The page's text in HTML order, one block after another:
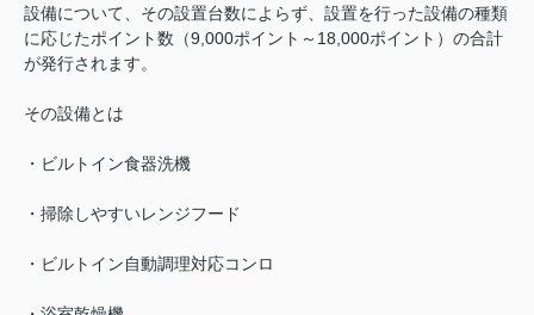
設備について、その設置台数によらず、設置を行った設備の種類
に応じたポイント数（9,000ポイント～18,000ポイント）の合計
が発行されます。
その設備とは
・ビルトイン食器洗機
・掃除しやすいレンジフード
・ビルトイン自動調理対応コンロ